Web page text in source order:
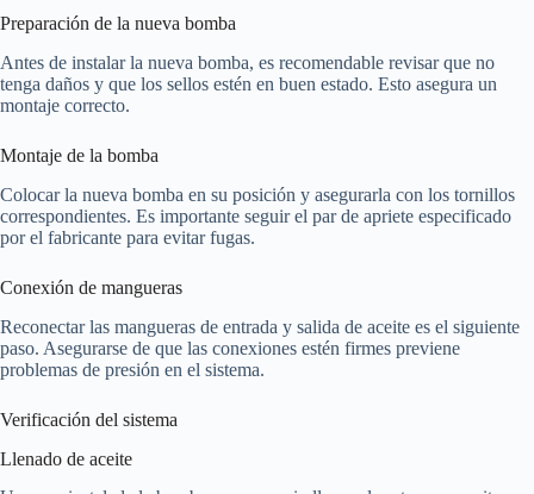
Preparación de la nueva bomba
Antes de instalar la nueva bomba, es recomendable revisar que no
tenga daños y que los sellos estén en buen estado. Esto asegura un
montaje correcto.
Montaje de la bomba
Colocar la nueva bomba en su posición y asegurarla con los tornillos
correspondientes. Es importante seguir el par de apriete especificado
por el fabricante para evitar fugas.
Conexión de mangueras
Reconectar las mangueras de entrada y salida de aceite es el siguiente
paso. Asegurarse de que las conexiones estén firmes previene
problemas de presión en el sistema.
Verificación del sistema
Llenado de aceite